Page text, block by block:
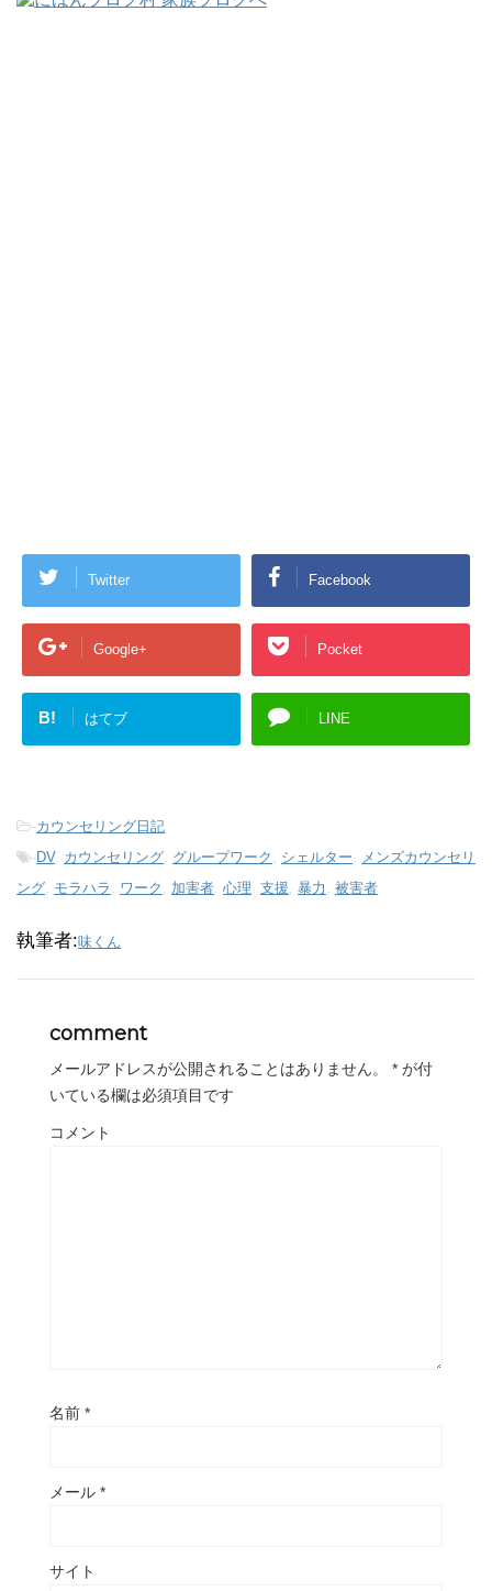
Twitter Facebook
Google+ Pocket
B! はてブ LINE
-カウンセリング日記
-DV, カウンセリング グループワーク シェルター
メンズカウンセリ
ング モラハラ ワーク 加害者 心理 支援 暴力 被害者
執筆者:味くん
comment
メールアドレスが公開されることはありません。 * が付
いている欄は必須項目です
コメント
名前 *
メール *
サイト